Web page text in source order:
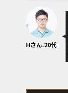
Hさん.20代